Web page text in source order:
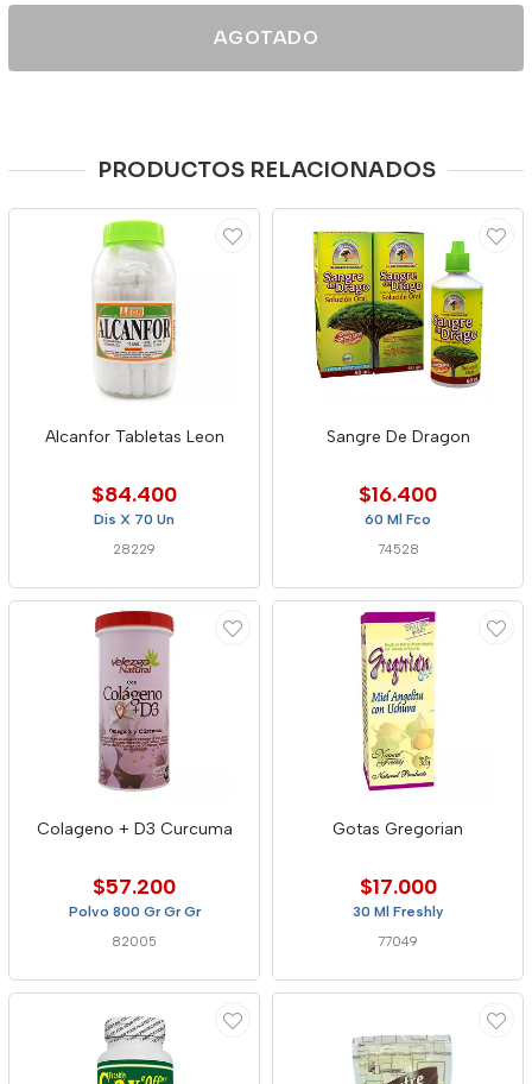
AGOTADO
PRODUCTOS RELACIONADOS
Alcanfor Tabletas Leon
$84.400
Dis X 70 Un
28229
Sangre De Dragon
$16.400
60 Ml Fco
74528
Colageno + D3 Curcuma
$57.200
Polvo 800 Gr Gr Gr
82005
Gotas Gregorian
$17.000
30 Ml Freshly
77049